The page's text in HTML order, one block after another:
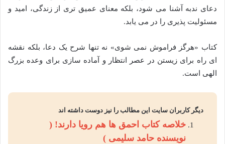
دعای ندبه آشنا می شود، بلکه معنای عمیق تری از زندگی، امید و
مسئولیت پذیری را در می یابد.
کتاب «هرگز فراموش نمی شوی» نه تنها شرح یک دعا، بلکه نقشه
ای راه برای زیستن در عصر انتظار و آماده سازی برای وعده بزرگ
الهی است.
دیگر کاربران سایت این مطالب را نیز دوست داشته اند
خلاصه کتاب احمق ها هم رویا دارند! (
نویسنده حامد سلیمی )